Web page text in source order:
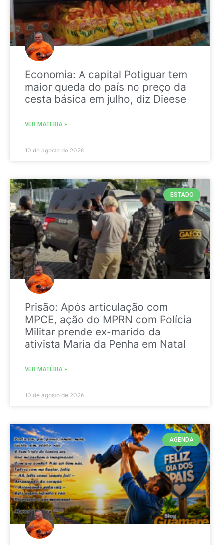
Economia: A capital Potiguar tem
maior queda do país no preço da
cesta básica em julho, diz Dieese
VER MATÉRIA »
10 de agosto de 2026
ESTADO
Prisão: Após articulação com
MPCE, ação do MPRN com Polícia
Militar prende ex-marido da
ativista Maria da Penha em Natal
VER MATÉRIA »
10 de agosto de 2026
AGENDA